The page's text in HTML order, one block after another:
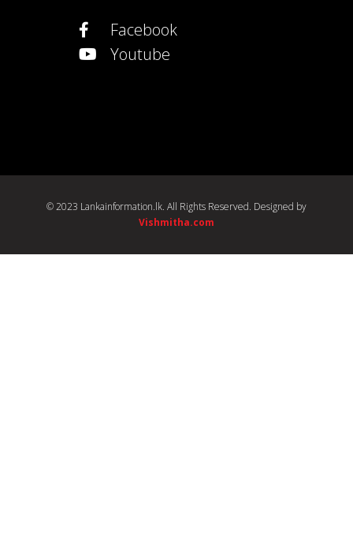
Facebook
Youtube
© 2023 Lankainformation.lk. All Rights Reserved. Designed by
Vishmitha.com